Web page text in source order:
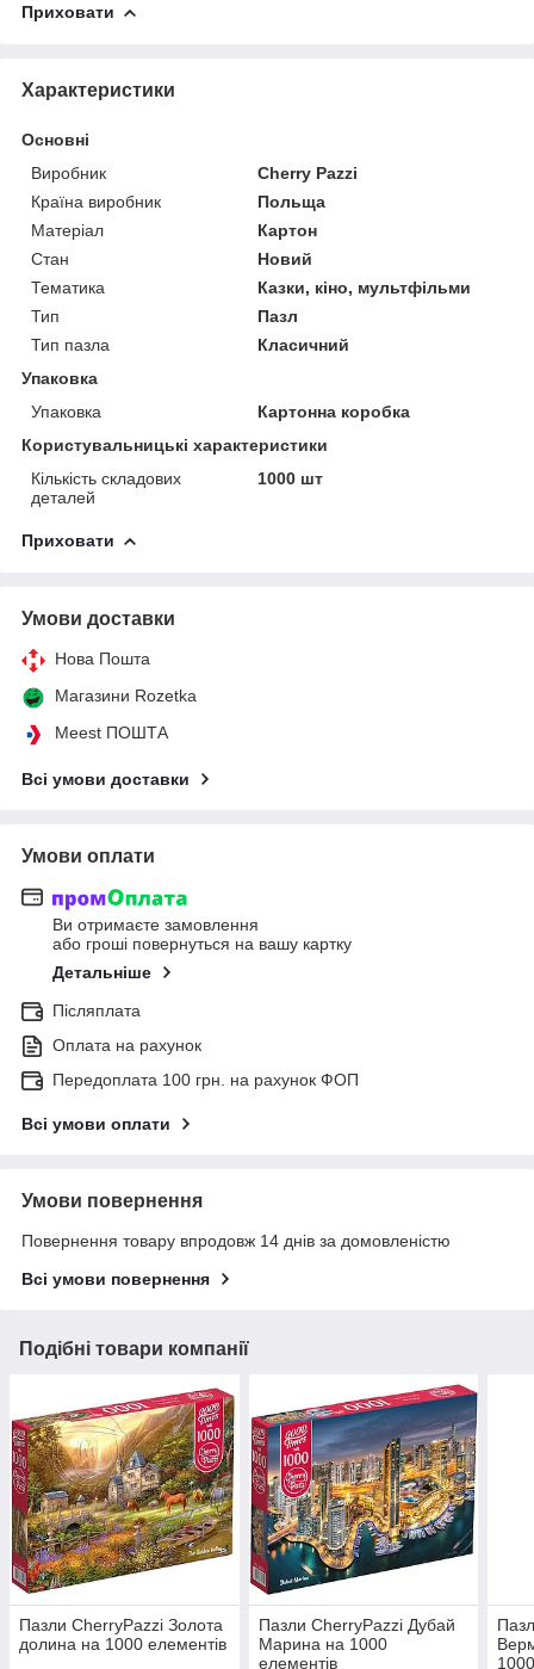
Приховати
Характеристики
Основні
Виробник
Cherry Pazzi
Країна виробник
Польща
Матеріал
Картон
Стан
Новий
Тематика
Казки, кіно, мультфільми
Тип
Пазл
Тип пазла
Класичний
Упаковка
Упаковка
Картонна коробка
Користувальницькі характеристики
Кількість складових
деталей
1000 шт
Приховати
Умови доставки
Нова Пошта
Магазини Rozetka
Meest ПОШТА
Всі умови доставки
Умови оплати
Ви отримаєте замовлення
або гроші повернуться на вашу картку
Детальніше
Післяплата
Оплата на рахунок
Передоплата 100 грн. на рахунок ФОП
Всі умови оплати
Умови повернення
Повернення товару впродовж 14 днів за домовленістю
Всі умови повернення
Подібні товари компанії
Пазли CherryPazzi Золота
долина на 1000 елементів
Пазли CherryPazzi Дубай
Марина на 1000
елементів